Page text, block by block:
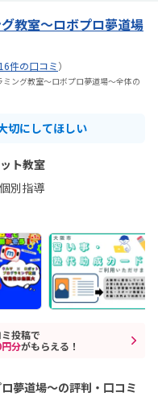
教室～ロボプロ夢道場
件の口コミ）
ング教室～ロボプロ夢道場～全体の
切にしてほしい
ト教室
個別指導
投稿で
分がもらえる！
夢道場～の評判・口コミ